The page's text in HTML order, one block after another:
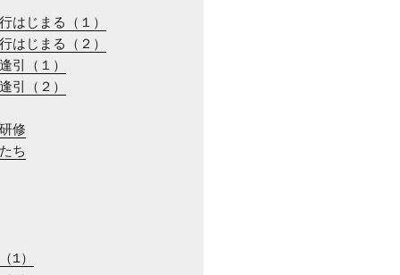
はじまる（１）
はじまる（２）
引（１）
引（２）
修
ち
1）